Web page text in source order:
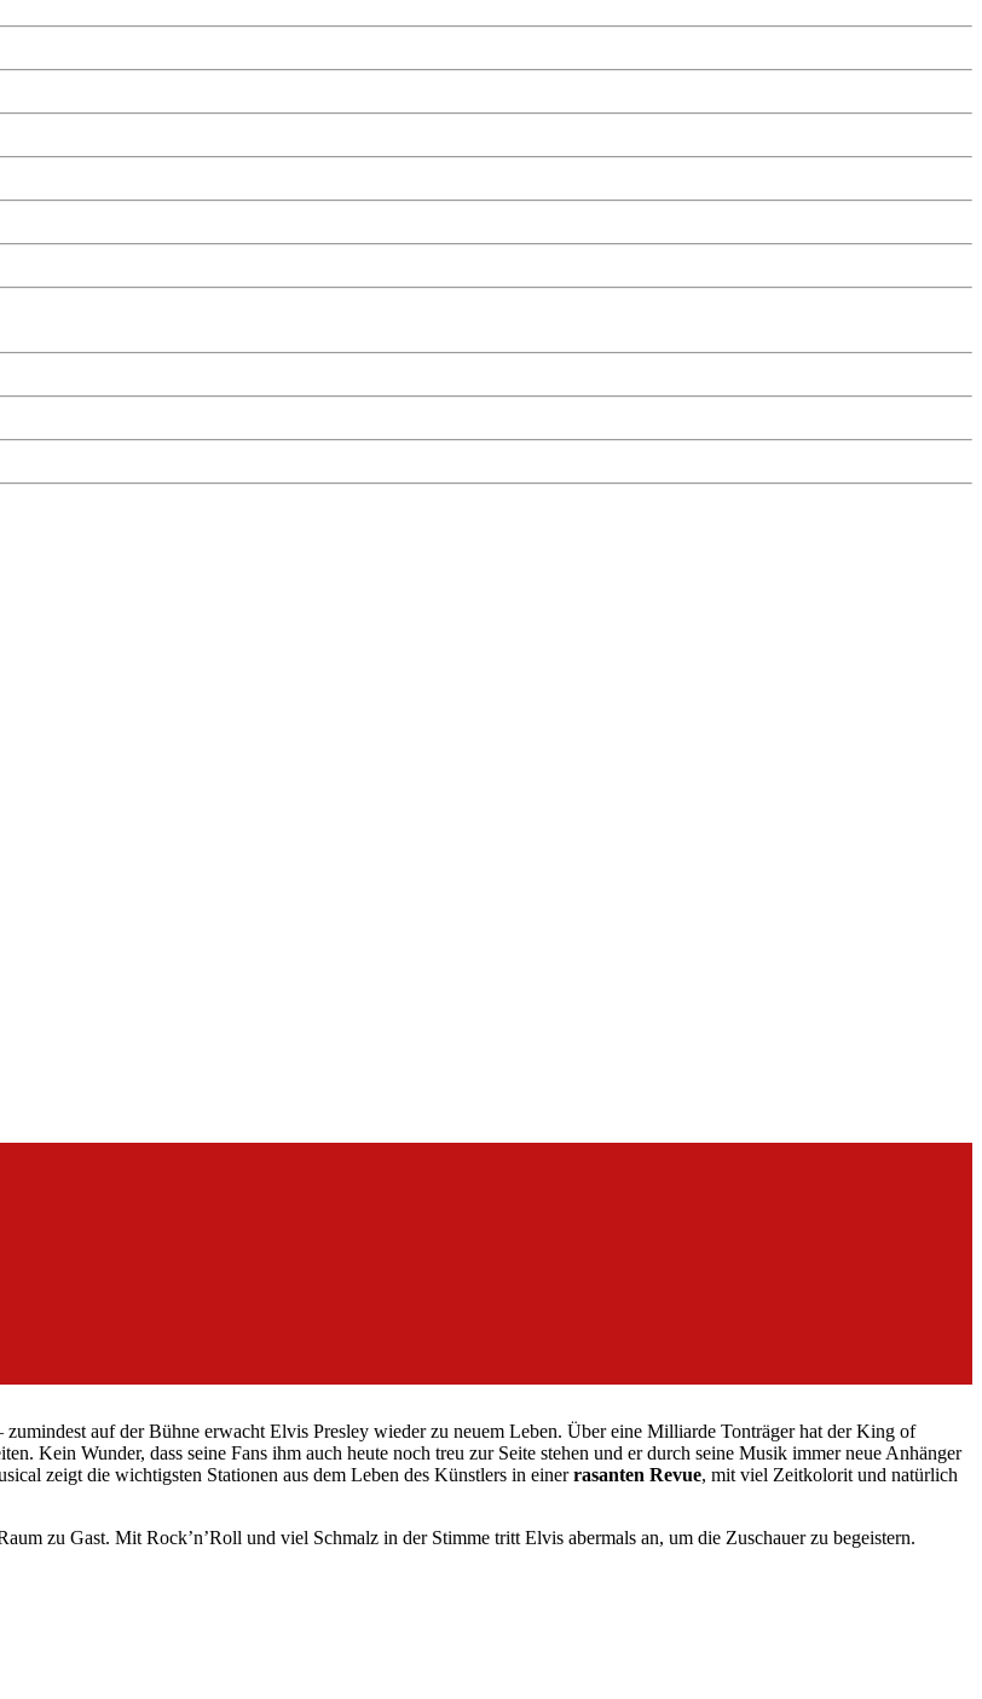
zumindest auf der Bühne erwacht Elvis Presley wieder zu neuem Leben. Über eine Milliarde Tonträger hat der King of
Kein Wunder, dass seine Fans ihm auch heute noch treu zur Seite stehen und er durch seine Musik immer neue Anhänger
zeigt die wichtigsten Stationen aus dem Leben des Künstlers in einerrasanten Revue, mit viel Zeitkolorit und natürlich
zu Gast. Mit Rock’n’Roll und viel Schmalz in der Stimme tritt Elvis abermals an, um die Zuschauer zu begeistern.